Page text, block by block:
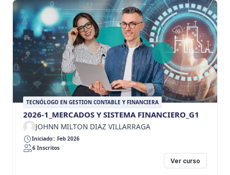
TECNÓLOGO EN GESTION CONTABLE Y FINANCIERA
2026-1_MERCADOS Y SISTEMA FINANCIERO_G1
JOHNN MILTON DIAZ VILLARRAGA
Iniciado:: Feb 2026
6 Inscritos
Ver curso